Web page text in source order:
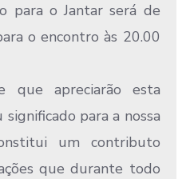
para o Jantar será de
o encontro às 20.00
que apreciarão esta
para a nossa
um contributo
que durante todo